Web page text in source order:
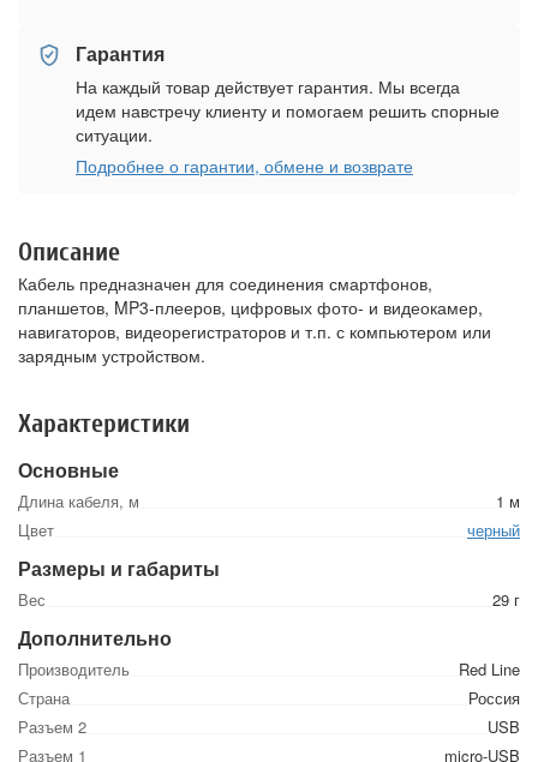
Гарантия
На каждый товар действует гарантия. Мы всегда
идем навстречу клиенту и помогаем решить спорные
ситуации.
Подробнее о гарантии, обмене и возврате
Описание
Кабель предназначен для соединения смартфонов,
планшетов, MP3-плееров, цифровых фото- и видеокамер,
навигаторов, видеорегистраторов и т.п. с компьютером или
зарядным устройством.
Характеристики
Основные
Длина кабеля, м
1 м
Цвет
черный
Размеры и габариты
Вес 29 г
Дополнительно
Производитель
Red Line
Страна
Россия
Разъем 2
USB
Разъем 1
micro-USB